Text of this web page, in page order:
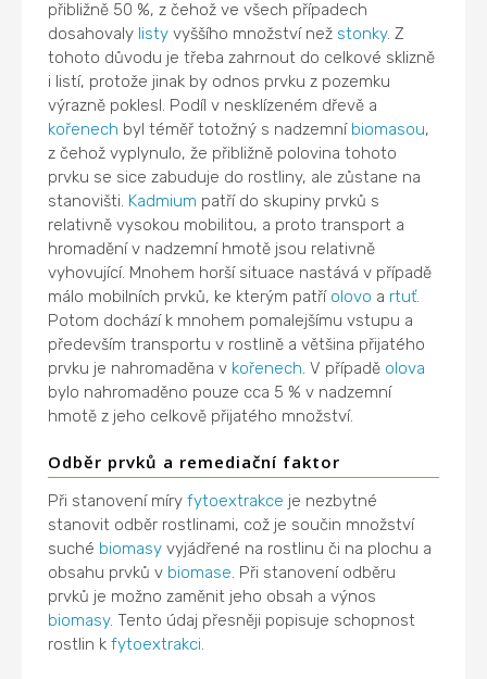
přibližně 50 %, z čehož ve všech případech
dosahovaly listy vyššího množství než stonky. Z
tohoto důvodu je třeba zahrnout do celkové sklizně
i listí, protože jinak by odnos prvku z pozemku
výrazně poklesl. Podíl v nesklízeném dřevě a
kořenech byl téměř totožný s nadzemní biomasou,
z čehož vyplynulo, že přibližně polovina tohoto
prvku se sice zabuduje do rostliny, ale zůstane na
stanovišti. Kadmium patří do skupiny prvků s
relativně vysokou mobilitou, a proto transport a
hromadění v nadzemní hmotě jsou relativně
vyhovující. Mnohem horší situace nastává v případě
málo mobilních prvků, ke kterým patří olovo a rtuť.
Potom dochází k mnohem pomalejšímu vstupu a
především transportu v rostlině a většina přijatého
prvku je nahromaděna v kořenech . V případě olova
bylo nahromaděno pouze cca 5 % v nadzemní
hmotě z jeho celkově přijatého množství.
Odběr prvků a remediační faktor
Při stanovení míryfytoextrakce je nezbytné
stanovit odběr rostlinami, což je součin množství
suché biomasy vyjádřené na rostlinu či na plochu a
obsahu prvků v biomase. Při stanovení odběru
prvků je možno zaměnit jeho obsah a výnos
biomasy. Tento údaj přesněji popisuje schopnost
rostlin kfytoextrakci.